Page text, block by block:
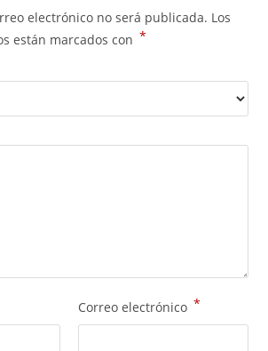
electrónico no será publicada. Los
están marcados con *
Correo electrónico *